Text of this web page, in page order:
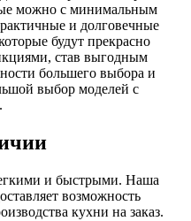
можно с минимальным
и долговечные
будут прекрасно
став выгодным
большего выбора и
выбор моделей с
и быстрыми. Наша
возможность
кухни на заказ.